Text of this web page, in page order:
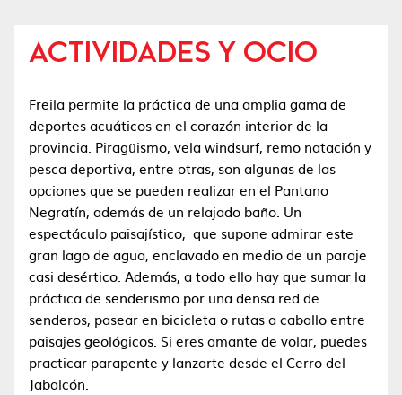
ACTIVIDADES Y OCIO
Freila permite la práctica de una amplia gama de
deportes acuáticos en el corazón interior de la
provincia. Piragüismo, vela windsurf, remo natación y
pesca deportiva, entre otras, son algunas de las
opciones que se pueden realizar en el Pantano
Negratín, además de un relajado baño. Un
espectáculo paisajístico, que supone admirar este
gran lago de agua, enclavado en medio de un paraje
casi desértico. Además, a todo ello hay que sumar la
práctica de senderismo por una densa red de
senderos, pasear en bicicleta o rutas a caballo entre
paisajes geológicos. Si eres amante de volar, puedes
practicar parapente y lanzarte desde el Cerro del
Jabalcón.